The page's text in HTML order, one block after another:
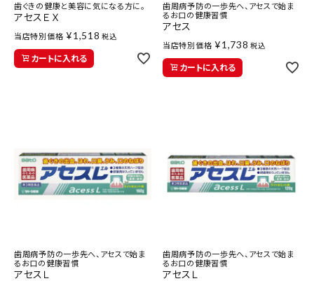
食品
インフォメーション
特定商取引法について
お問い合わせ
歯ぐきの健康と美容に気になる方に。
アセスＥＸ
当店特別価格 ¥1,518 税込
カートに入れる
歯周病予防の一歩先へ、アセスで始ま
るお口の健康習慣
アセス
当店特別価格 ¥1,738 税込
カートに入れる
歯周病予防の一歩先へ、アセスで始ま
るお口の健康習慣
アセスＬ
歯周病予防の一歩先へ、アセスで始ま
るお口の健康習慣
アセスＬ